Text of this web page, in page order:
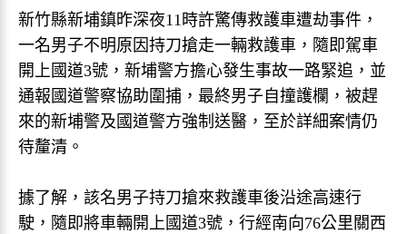
新竹縣新埔鎮昨深夜11時許驚傳救護車遭劫事件，
一名男子不明原因持刀搶走一輛救護車，隨即駕車
開上國道3號，新埔警方擔心發生事故一路緊追，並
通報國道警察協助圍捕，最終男子自撞護欄，被趕
來的新埔警及國道警方強制送醫，至於詳細案情仍
待釐清。
據了解，該名男子持刀搶來救護車後沿途高速行
駛，隨即將車輛開上國道3號，行經南向76公里關西